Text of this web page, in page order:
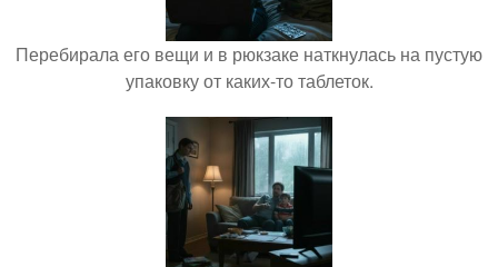
Перебирала его вещи и в рюкзаке наткнулась на пустую
упаковку от каких-то таблеток.